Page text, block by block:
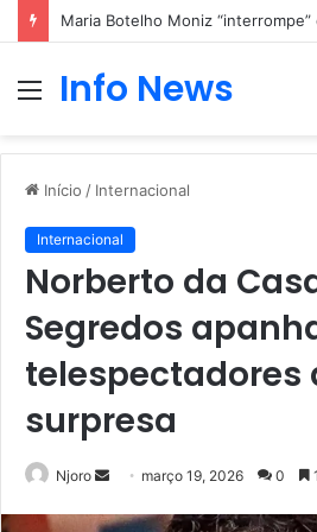
Maria Botelho Moniz “interrompe”
Menu
Info News
Início / Internacional
Internacional
Norberto da
Segredos
telespectadores
surpresa
Njoro
Mandemarço 19, 2026 0